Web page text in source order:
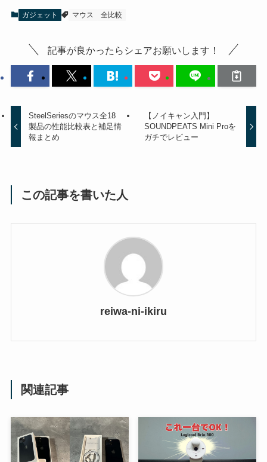
ガジェット マウス 全比較
記事が良かったらシェアお願いします！
SteelSeriesのマウス全18
製品の性能比較表と補足情
報まとめ
【ノイキャン入門】
SOUNDPEATS Mini Proを
ガチでレビュー
この記事を書いた人
reiwa-ni-ikiru
関連記事